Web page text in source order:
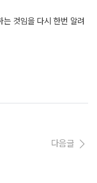
는 것임을 다시 한번 알려
다음글